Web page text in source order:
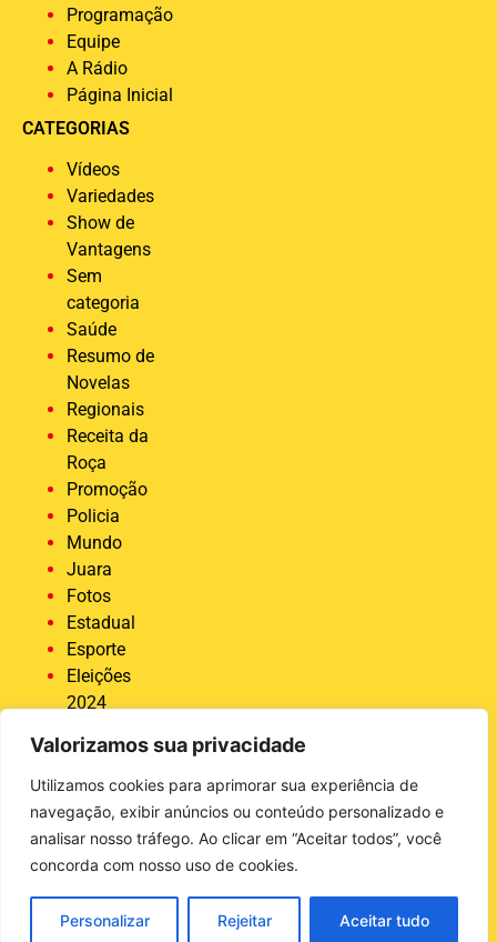
Valorizamos sua privacidade
Utilizamos cookies para aprimorar sua experiência de
navegação, exibir anúncios ou conteúdo personalizado e
analisar nosso tráfego. Ao clicar em “Aceitar todos”, você
concorda com nosso uso de cookies.
Personalizar Rejeitar Aceitar tudo
Programação
Equipe
A Rádio
Página Inicial
CATEGORIAS
Vídeos
Variedades
Show de
Vantagens
Sem
categoria
Saúde
Resumo de
Novelas
Regionais
Receita da
Roça
Promoção
Policia
Mundo
Juara
Fotos
Estadual
Esporte
Eleições
2024
Destaque
COVID 19
Brasil
Bastidores
da Tucunaré
Agro